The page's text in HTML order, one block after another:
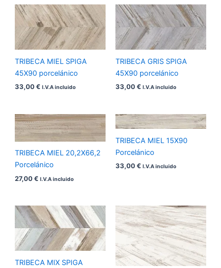
TRIBECA MIEL SPIGA
45X90 porcelánico
33,00€ I.V.A incluido
TRIBECA GRIS SPIGA
45X90 porcelánico
33,00€ I.V.A incluido
TRIBECA MIEL 20,2X66,2
Porcelánico
27,00€ I.V.A incluido
TRIBECA MIEL 15X90
Porcelánico
33,00€ I.V.A incluido
TRIBECA MIX SPIGA
Rango
de
precios:
desde
33,00 €
hasta
34,00 €